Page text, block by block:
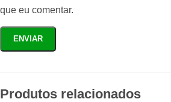
que eu comentar.
Produtos relacionados